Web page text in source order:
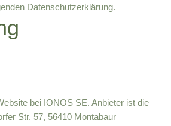
Datenschutzerklärung.
bei IONOS SE. Anbieter ist die
Str. 57, 56410 Montabaur